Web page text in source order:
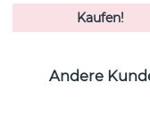
Kaufen!
Andere